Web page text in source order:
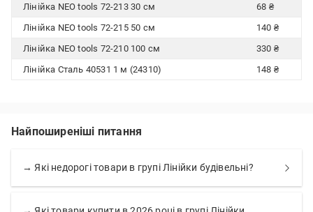
Лінійка NEO tools 72-213 30 см
68 ₴
Лінійка NEO tools 72-215 50 см
140 ₴
Лінійка NEO tools 72-210 100 см
330 ₴
Лінійка Сталь 40531 1 м (24310)
148 ₴
Найпоширеніші питання
→ Які недорогі товари в групі Лінійки будівельні?